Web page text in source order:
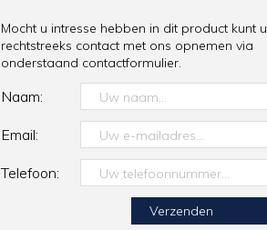
Mocht u intresse hebben in dit product kunt u
rechtstreeks contact met ons opnemen via
onderstaand contactformulier.
Naam:
Email:
Telefoon: